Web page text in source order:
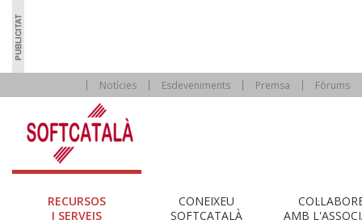
Notícies Esdeveniments Premsa Fòrums
RECURSOS
I SERVEIS
CONEIXEU
SOFTCATALÀ
AMB